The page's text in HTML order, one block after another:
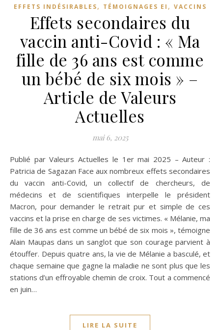
EFFETS INDÉSIRABLES, TÉMOIGNAGES EI , VACCINS
Effets secondaires du
vaccin anti-Covid : « Ma
fille de 36 ans est comme
un bébé de six mois » –
Article de Valeurs
Actuelles
mai 6, 2025
Publié par Valeurs Actuelles le 1er mai 2025 – Auteur :
Patricia de Sagazan Face aux nombreux effets secondaires
du vaccin anti-Covid, un collectif de chercheurs, de
médecins et de scientifiques interpelle le président
Macron, pour demander le retrait pur et simple de ces
vaccins et la prise en charge de ses victimes. « Mélanie, ma
fille de 36 ans est comme un bébé de six mois », témoigne
Alain Maupas dans un sanglot que son courage parvient à
étouffer. Depuis quatre ans, la vie de Mélanie a basculé, et
chaque semaine que gagne la maladie ne sont plus que les
stations d’un effroyable chemin de croix. Tout a commencé
en juin…
LIRE LA SUITE